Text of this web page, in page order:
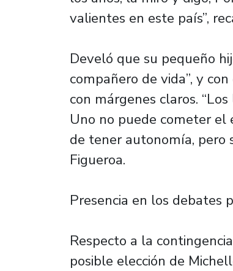
valientes en este país”,
Develó que su pequeño
compañero de vida”, y
con márgenes claros.
Uno no puede cometer el
de tener autonomía, pero
Figueroa.
Presencia en los debates
Respecto a la
posible elección de